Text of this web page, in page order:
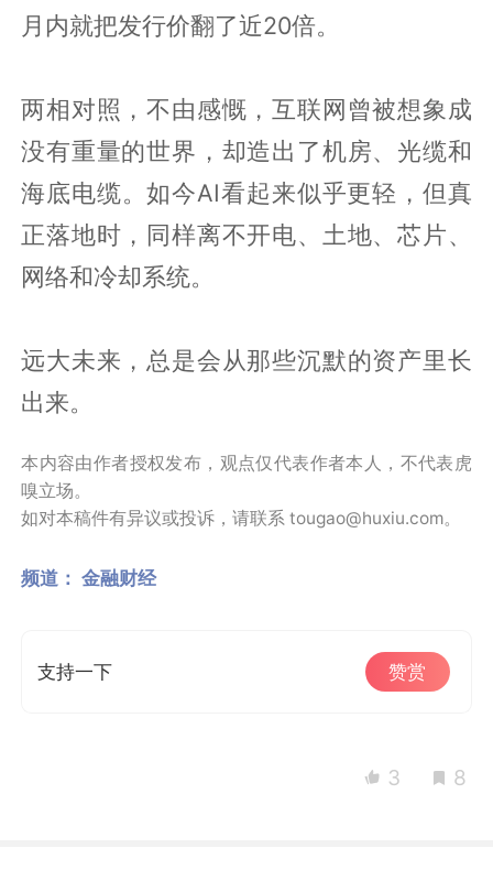
月内就把发行价翻了近20倍。
两相对照，不由感慨，互联网曾被想象成
没有重量的世界，却造出了机房、光缆和
海底电缆。如今AI看起来似乎更轻，但真
正落地时，同样离不开电、土地、芯片、
网络和冷却系统。
远大未来，总是会从那些沉默的资产里长
出来。
本内容由作者授权发布，观点仅代表作者本人，不代表虎
嗅立场。
如对本稿件有异议或投诉，请联系 tougao@huxiu.com。
频道： 金融财经
支持一下 赞赏
3 8